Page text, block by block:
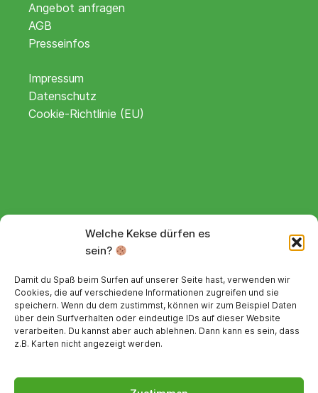
Welche Kekse dürfen es
sein?
Damit du Spaß beim Surfen auf unserer Seite hast, verwenden wir
Cookies, die auf verschiedene Informationen zugreifen und sie
speichern. Wenn du dem zustimmst, können wir zum Beispiel Daten
über dein Surfverhalten oder eindeutige IDs auf dieser Website
verarbeiten. Du kannst aber auch ablehnen. Dann kann es sein, dass
z.B. Karten nicht angezeigt werden.
Angebot anfragen
AGB
Presseinfos
Impressum
Datenschutz
Cookie-Richtlinie (EU)
Widerrufsbelehrung
Alle Preise inkl. MwSt.
Sicher bezahlen